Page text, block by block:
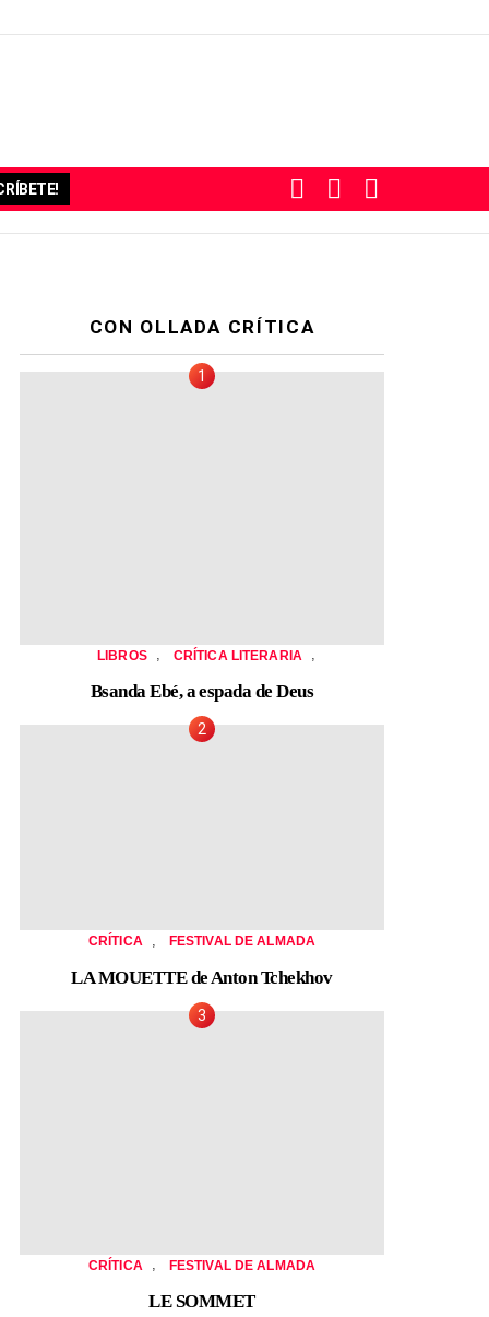
SWITCH
SKIN
BUSCAR
CON OLLADA CRÍTICA
LIBROS , CRÍTICA LITERARIA ,
Bsanda Ebé, a espada de Deus
CRÍTICA FESTIVAL DE ALMADA
LA MOUETTE de Anton Tchekhov
CRÍTICA FESTIVAL DE ALMADA
LE SOMMET